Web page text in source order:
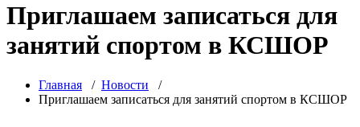
Приглашаем записаться для
занятий спортом в КСШОР
Главная / Новости /
Приглашаем записаться для занятий спортом в КСШОР